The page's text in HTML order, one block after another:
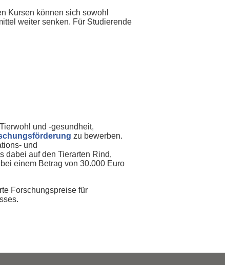
Kursen können sich sowohl
weiter senken. Für Studierende
und -gesundheit,
zu bewerben.
und
dabei auf den Tierarten Rind,
einem Betrag von 30.000 Euro
Forschungspreise für